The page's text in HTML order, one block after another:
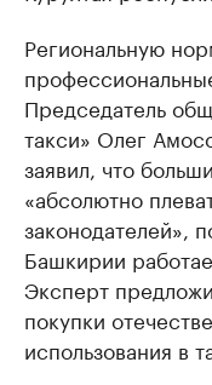
Региональную
Председатель
такси» Олег
заявил, что
«абсолютно
законодателей»,
Башкирии
Эксперт
покупки
использования в